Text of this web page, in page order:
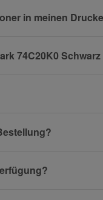
in meinen
74C20K0